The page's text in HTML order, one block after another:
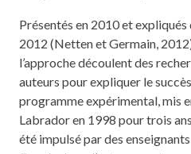
Présentés en 2010 et
2012 (Netten et Germain,
l’approche découlent des
auteurs pour expliquer le
programme expérimental, mis
Labrador en 1998 pour trois
été impulsé par des